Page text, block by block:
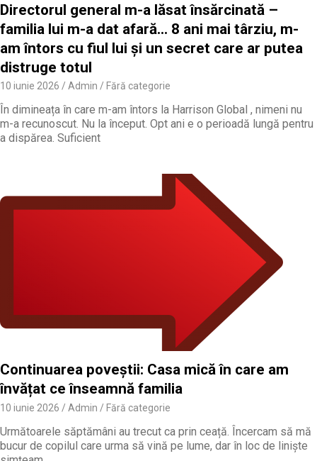
Directorul general m-a lăsat însărcinată –
familia lui m-a dat afară… 8 ani mai târziu, m-
am întors cu fiul lui și un secret care ar putea
distruge totul
10 iunie 2026 Admin Fără categorie
În dimineața în care m-am întors la Harrison Global , nimeni nu
m-a recunoscut. Nu la început. Opt ani e o perioadă lungă pentru
a dispărea. Suficient
Continuarea poveștii: Casa mică în care am
învățat ce înseamnă familia
10 iunie 2026 Admin Fără categorie
Următoarele săptămâni au trecut ca prin ceață. Încercam să mă
bucur de copilul care urma să vină pe lume, dar în loc de liniște